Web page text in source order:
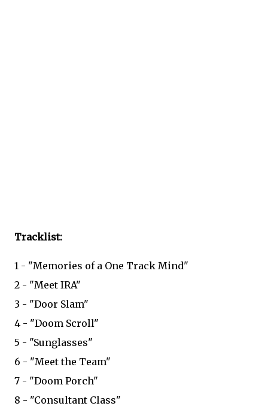
Tracklist:
1 - "Memories of a One Track Mind"
2 - "Meet IRA"
3 - "Door Slam"
4 - "Doom Scroll"
5 - "Sunglasses"
6 - "Meet the Team"
7 - "Doom Porch"
8 - "Consultant Class"